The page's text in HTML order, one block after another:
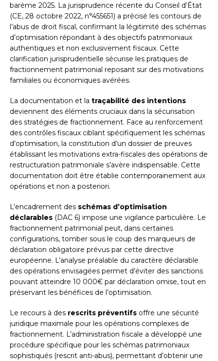
barème 2025. La jurisprudence récente du Conseil d’État
(CE, 28 octobre 2022, n°455651) a précisé les contours de
l’abus de droit fiscal, confirmant la légitimité des schémas
d’optimisation répondant à des objectifs patrimoniaux
authentiques et non exclusivement fiscaux. Cette
clarification jurisprudentielle sécurise les pratiques de
fractionnement patrimonial reposant sur des motivations
familiales ou économiques avérées.
La documentation et la traçabilité des intentions
deviennent des éléments cruciaux dans la sécurisation
des stratégies de fractionnement. Face au renforcement
des contrôles fiscaux ciblant spécifiquement les schémas
d’optimisation, la constitution d’un dossier de preuves
établissant les motivations extra-fiscales des opérations de
restructuration patrimoniale s’avère indispensable. Cette
documentation doit être établie contemporainement aux
opérations et non a posteriori.
L’encadrement des schémas d’optimisation
déclarables (DAC 6) impose une vigilance particulière. Le
fractionnement patrimonial peut, dans certaines
configurations, tomber sous le coup des marqueurs de
déclaration obligatoire prévus par cette directive
européenne. L’analyse préalable du caractère déclarable
des opérations envisagées permet d’éviter des sanctions
pouvant atteindre 10 000€ par déclaration omise, tout en
préservant les bénéfices de l’optimisation.
Le recours à des rescrits préventifs offre une sécurité
juridique maximale pour les opérations complexes de
fractionnement. L’administration fiscale a développé une
procédure spécifique pour les schémas patrimoniaux
sophistiqués (rescrit anti-abus), permettant d’obtenir une